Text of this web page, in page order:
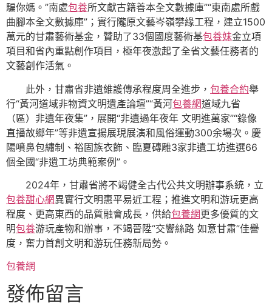
騙你媽。”南處包養所文獻古籍善本全文數據庫”“東南處所戲
曲腳本全文數據庫”；實行隴原文藝岑嶺攀緣工程，建立1500
萬元的甘肅藝術基金，贊助了33個國度藝術基包養妹金立項
項目和省內重點創作項目，極年夜激起了全省文藝任務者的
文藝創作活氣。
此外，甘肅省非遺維護傳承程度周全進步， 包養合約舉
行“黃河道域非物資文明遺產論壇”“黃河包養網道域九省
（區）非遺年夜集”，展開“非遺過年夜年 文明進萬家”“錄像
直播故鄉年”等非遺宣揚展現展演和風俗運動300余場次。慶
陽噴鼻包繡制、裕固族衣飾、臨夏磚雕3家非遺工坊進選66
個全國“非遺工坊典範案例”。
2024年，甘肅省將不竭健全古代公共文明辦事系統，立
包養甜心網異實行文明惠平易近工程；推進文明和游玩更高
程度、更高東西的品質融會成長，供給包養網更多優質的文
明包養游玩產物和辦事，不竭晉陞“交響絲路 如意甘肅”佳譽
度，奮力首創文明和游玩任務新局勢。
包養網
發佈留言